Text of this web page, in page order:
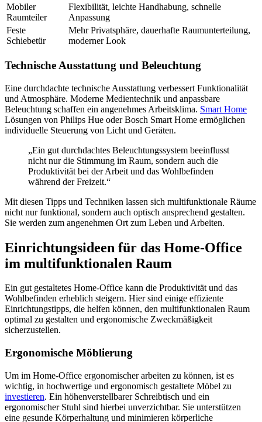
Mobiler
Raumteiler
Flexibilität, leichte Handhabung, schnelle
Anpassung
Feste
Schiebetür
Mehr Privatsphäre, dauerhafte Raumunterteilung,
moderner Look
Technische Ausstattung und Beleuchtung
Eine durchdachte technische Ausstattung verbessert Funktionalität
und Atmosphäre. Moderne Medientechnik und anpassbare
Beleuchtung schaffen ein angenehmes Arbeitsklima. Smart Home
Lösungen von Philips Hue oder Bosch Smart Home ermöglichen
individuelle Steuerung von Licht und Geräten.
„Ein gut durchdachtes Beleuchtungssystem beeinflusst
nicht nur die Stimmung im Raum, sondern auch die
Produktivität bei der Arbeit und das Wohlbefinden
während der Freizeit.“
Mit diesen Tipps und Techniken lassen sich multifunktionale Räume
nicht nur funktional, sondern auch optisch ansprechend gestalten.
Sie werden zum angenehmen Ort zum Leben und Arbeiten.
Einrichtungsideen für das Home-Office
im multifunktionalen Raum
Ein gut gestaltetes Home-Office kann die Produktivität und das
Wohlbefinden erheblich steigern. Hier sind einige effiziente
Einrichtungstipps, die helfen können, den multifunktionalen Raum
optimal zu gestalten und ergonomische Zweckmäßigkeit
sicherzustellen.
Ergonomische Möblierung
Um im Home-Office ergonomischer arbeiten zu können, ist es
wichtig, in hochwertige und ergonomisch gestaltete Möbel zu
investieren. Ein höhenverstellbarer Schreibtisch und ein
ergonomischer Stuhl sind hierbei unverzichtbar. Sie unterstützen
eine gesunde Körperhaltung und minimieren körperliche